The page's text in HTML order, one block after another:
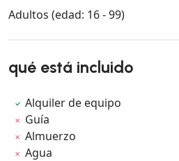
Adultos (edad: 16 - 99)
qué está incluido
Alquiler de equipo
Guía
Almuerzo
Agua